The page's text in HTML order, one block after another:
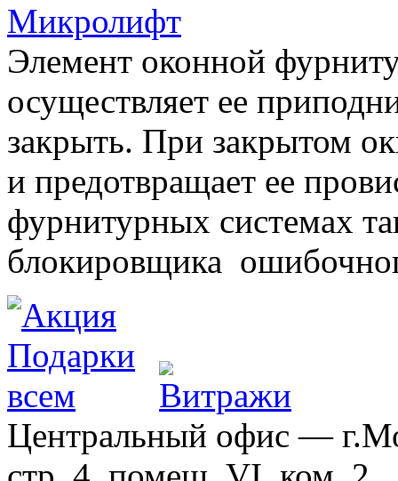
Микролифт
Элемент оконной
осуществляет ее
закрыть. При закрытом
и предотвращает ее
фурнитурных системах
блокировщика
Центральный офис —